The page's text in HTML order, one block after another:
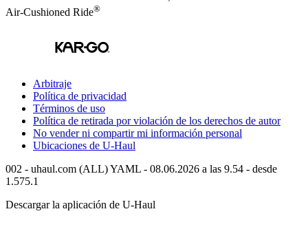
Air-Cushioned Ride®
Arbitraje
Política de privacidad
Términos de uso
Política de retirada por violación de los derechos de autor
No vender ni compartir mi información personal
Ubicaciones de U-Haul
002 - uhaul.com (ALL) YAML - 08.06.2026 a las 9.54 - desde
1.575.1
Descargar la aplicación de U-Haul